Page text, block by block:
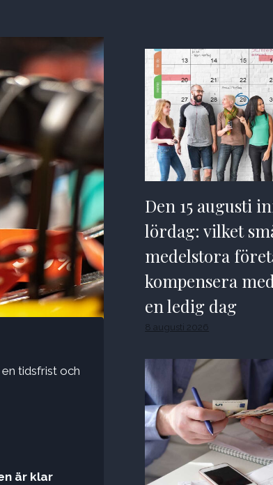
tidsfrist och
är klar
Den 15 augusti
lördag: vilket
medelstora
kompensera
en ledig dag
8 augusti 2026